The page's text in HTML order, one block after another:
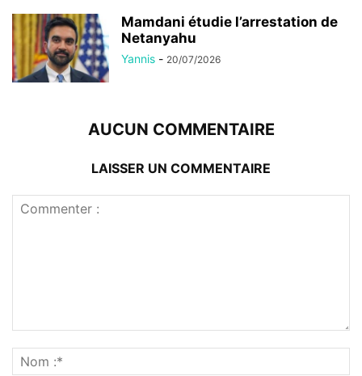
Mamdani étudie l’arrestation de
Netanyahu
Yannis - 20/07/2026
AUCUN COMMENTAIRE
LAISSER UN COMMENTAIRE